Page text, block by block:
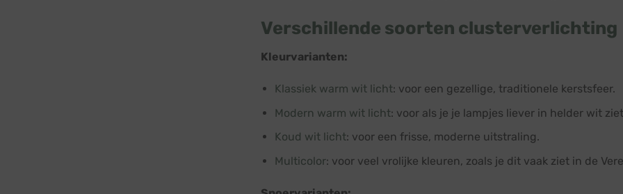
Verschillende soorten clusterverlichting
Kleurvarianten:
Klassiek warm wit licht: voor een gezellige, traditionele kerstsfeer.
Modern warm wit licht: voor als je je lampjes liever in helder wit
Koud wit licht: voor een frisse, moderne uitstraling.
Multicolor: voor veel vrolijke kleuren, zoals je dit vaak ziet in de